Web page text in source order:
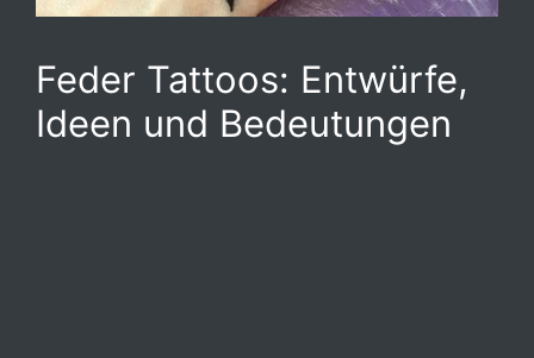
Feder Tattoos: Entwürfe,
Ideen und Bedeutungen